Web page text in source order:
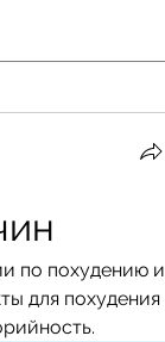
по похудению и
для похудения